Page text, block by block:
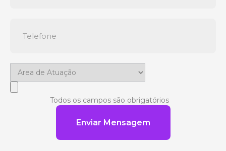
Todos os campos são obrigatórios